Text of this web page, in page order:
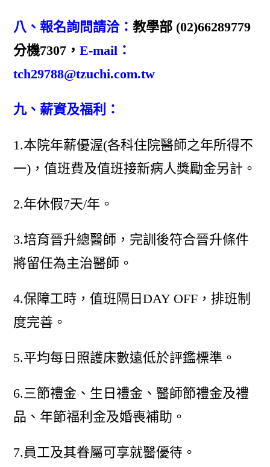
八、報名詢問請洽：教學部 (02)66289779
分機7307，E-mail：
tch29788@tzuchi.com.tw
九、薪資及福利：
1.本院年薪優渥(各科住院醫師之年所得不
一)，值班費及值班接新病人獎勵金另計。
2.年休假7天/年。
3.培育晉升總醫師，完訓後符合晉升條件
將留任為主治醫師。
4.保障工時，值班隔日DAY OFF，排班制
度完善。
5.平均每日照護床數遠低於評鑑標準。
6.三節禮金、生日禮金、醫師節禮金及禮
品、年節福利金及婚喪補助。
7.員工及其眷屬可享就醫優待。